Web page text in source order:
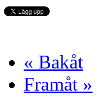
« Bakåt
Framåt »